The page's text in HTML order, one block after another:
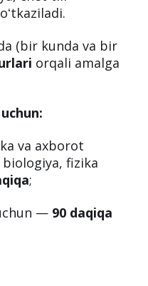
(bir kunda va bir
orqali amalga
va axborot
fizika
;
— 90 daqiqa